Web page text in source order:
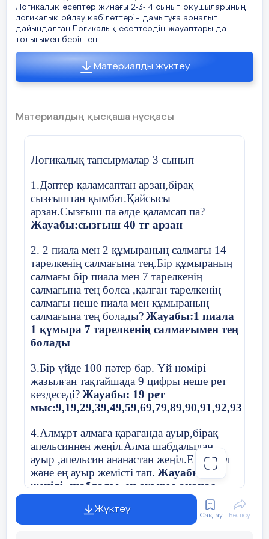
Жеке жұмыс
10 минут
Өлеңді көшіріп жаз.
Тұр ғажайып ақ бидай.
Біздің байлық – ақ бидай!
ЕББҚ Сөйлемдерді көшіріп жаз.
Сабақтың
5 минут
Бекіту
ұ
жымдық жұмыс
Сабақты бекіту және
1.деңгей:
Ұнды неден жасалатынан айт
2.деңгей:
Адамға қатысты сөздерге кім? кімдер?,
Дәптермен жұмыс
Кестені толтыр
мұғалімдер.
Кім?
Кестені толтырады 1балл
Жазу коллеграфиясын сақтап жазады 1балл
Сергіту сәті «Отырып, тұру»
Топпен жұмыс
1 топ Сәйкестердіру «Киндер тәттілері»
2топ Зат есімді ажырату «Қойшының
кішкентай доп бар.Үлкен доптар кіші
доптардан неше есе артық?
а) 8 есе с) 4 есе
в) 3 есе д) 2 есе
мата кетеді?
в) 32 метр
с) 2 метр
д) 12 метр
км жолды олар автобуспен,қалғанын жаяу
төрт сағатта жүрген болса, туристер бір
сағатта қанша жол жүрді?
а) 6 км с)4 км
в)20 км д)21 км
11.Жүк пайызы 8 сағатта 256 км жол
сағатына 22 км жылдам жүреді.Жүрдек
пойыз 5 сағатта қанша км жол жүреді?
а)270 км с) 278 км
в)160 км д)66 км
12.Тік төртбұрыштың ауданы 96 см2
қабырғасы- 12 см.Тік төртбұрыштың
периметрін есепте.
в)20 см д)36 см
Логикалық есептер жинағы 2-3- 4 сынып оқушыларының
логикалық ойлау қабілеттерін дамытуға арналып
дайындалған.Логикалық есептердің жауаптары да
толығымен берілген.
Материалды жүктеу
Материалдың қысқаша нұсқасы
Логикалық тапсырмалар 3 сынып
1.Дәптер қаламсаптан арзан,бірақ
сызғыштан қымбат.Қайсысы
арзан.Сызғыш па әлде қаламсап па?
Жауабы:сызғыш 40 тг арзан
2. 2 пиала мен 2 құмыраның салмағы 14
тарелкенің салмағына тең.Бір құмыраның
салмағы бір пиала мен 7 тарелкенің
салмағына тең болса ,қалған тарелкенің
салмағы неше пиала мен құмыраның
салмағына тең болады?Жауабы:1 пиала
1 құмыра 7 тарелкенің салмағымен тең
болады
3.Бір үйде 100 пәтер бар. Үй нөмірі
жазылған тақтайшада 9 цифры неше рет
кездеседі?Жауабы: 19 рет
4.Алмұрт алмаға қарағанда ауыр,бірақ
апельсиннен жеңіл.Алма шабдалыдан
ауыр ,апельсин ананастан жеңіл.Ең жеңіл
және ең ауыр жемісті тап. Жауабы: Ең
жеңілі -шабдалы, ең ауыры-ананас
5.Немересі атасынан жасы нешеде екенін
сұрады.Атасы былай деп жауап берді.
Жүктеу
Сақтау Бөлісу